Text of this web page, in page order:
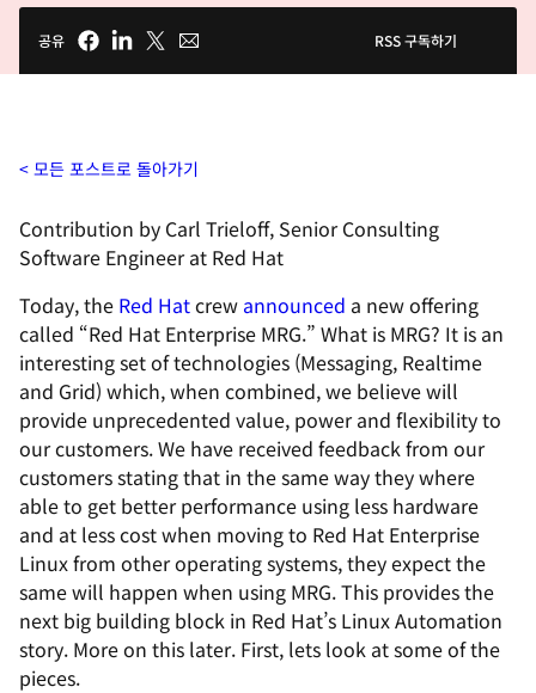
공유 RSS 구독하기
모든 포스트로 돌아가기
Contribution by Carl Trieloff, Senior Consulting
Software Engineer at Red Hat
Today, the Red Hatcrew announced a new offering
called “Red Hat Enterprise MRG.” What is MRG? It is an
interesting set of technologies (Messaging, Realtime
and Grid) which, when combined, we believe will
provide unprecedented value, power and flexibility to
our customers. We have received feedback from our
customers stating that in the same way they where
able to get better performance using less hardware
and at less cost when moving to Red Hat Enterprise
Linux from other operating systems, they expect the
same will happen when using MRG. This provides the
next big building block in Red Hat’s Linux Automation
story. More on this later. First, lets look at some of the
pieces.